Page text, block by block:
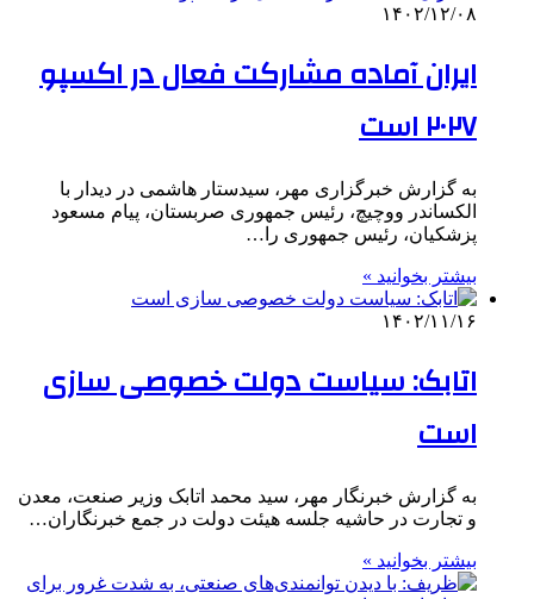
۱۴۰۲/۱۲/۰۸
ایران آماده مشارکت فعال در اکسپو
۲۰۲۷ است
به گزارش خبرگزاری مهر، سیدستار هاشمی در دیدار با
الکساندر ووچیچ، رئیس جمهوری صربستان، پیام مسعود
پزشکیان، رئیس جمهوری را…
بیشتر بخوانید »
۱۴۰۲/۱۱/۱۶
اتابک: سیاست دولت خصوصی سازی
است
به گزارش خبرنگار مهر، سید محمد اتابک وزیر صنعت، معدن
و تجارت در حاشیه جلسه هیئت دولت در جمع خبرنگاران…
بیشتر بخوانید »